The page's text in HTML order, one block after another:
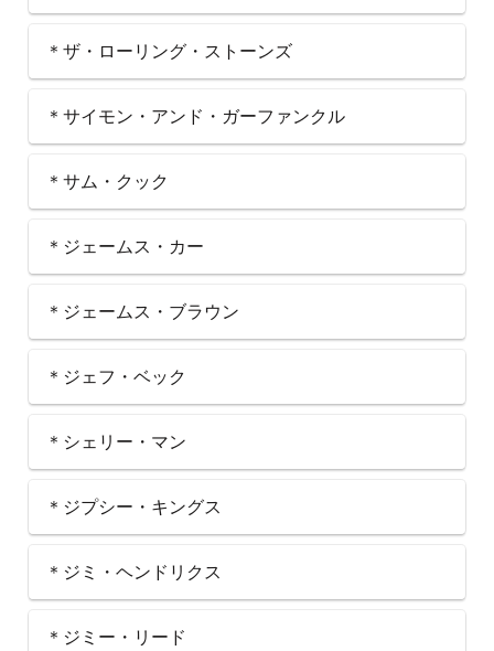
＊ザ・ローリング・ストーンズ
＊サイモン・アンド・ガーファンクル
＊サム・クック
＊ジェームス・カー
＊ジェームス・ブラウン
＊ジェフ・ベック
＊シェリー・マン
＊ジプシー・キングス
＊ジミ・ヘンドリクス
＊ジミー・リード